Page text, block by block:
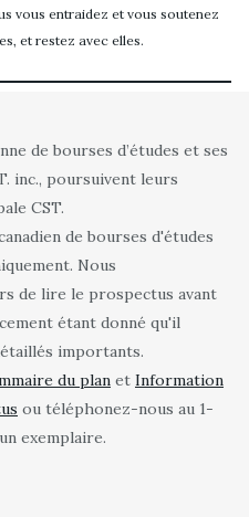
vous entraidez et vous soutenez
et restez avec elles.
de bourses d’études et ses
inc., poursuivent leurs
CST.
de bourses d'études
Nous
de lire le prospectus avant
étant donné qu'il
importants.
du plan et Information
ou téléphonez-nous au 1-
exemplaire.